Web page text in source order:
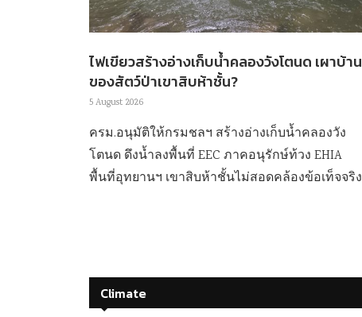
ไฟเขียวสร้างอ่างเก็บน้ำคลองวังโตนด เผาบ้าน
ของสัตว์ป่าเขาสิบห้าชั้น?
5 August 2026
ครม.อนุมัติให้กรมชลฯ สร้างอ่างเก็บน้ำคลองวัง
โตนด ดึงน้ำลงพื้นที่ EEC ภาคอนุรักษ์ท้วง EHIA
พื้นที่อุทยานฯ เขาสิบห้าชั้นไม่สอดคล้องข้อเท็จจริง
Climate